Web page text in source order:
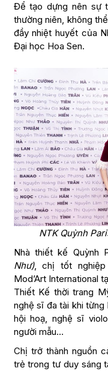
Để tạo dựng nên sự
thường niên, không
đầy nhiệt huyết của
Đại học Hoa Sen.
NTK Quỳnh
Nhà thiết kế Quỳnh
Như), chị tốt
Mod’Art International
Thiết Kế thời trang
nghệ sĩ đa tài khi
hội hoạ, nghệ sĩ
người mẫu…
Chị trở thành nguồn
trẻ trong tư duy sáng